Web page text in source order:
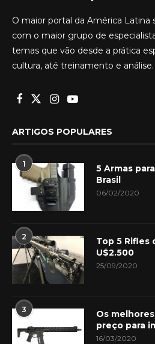
O maior portal da América Latina
com o maior grupo de
temas que vão desde a prática
cultura, até treinamento e análise.
ARTIGOS POPULARES
1
5 Armas
Brasil
06/02/2020
2
Top 5 Rifles
U$2.500
25/09/2020
3
Os melhores
preço para
16/03/2020